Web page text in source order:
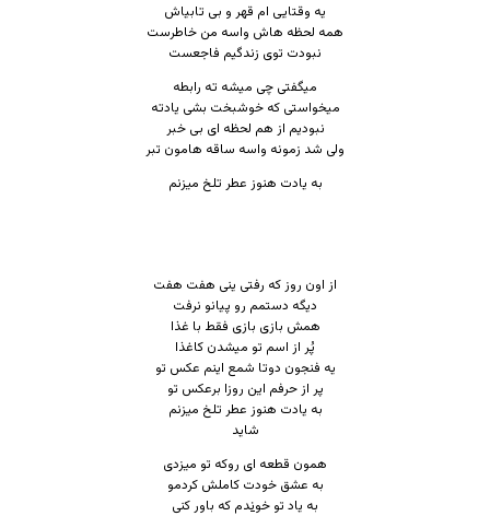
یه وقتایی ام قهر و بی تابیاش
همه لحظه هاش واسه من خاطرست
نبودت توی زندگیم فاجعست
میگفتی چی میشه ته رابطه
میخواستی که خوشبخت بشی یادته
نبودیم از هم لحظه ای بی خبر
ولی شد زمونه واسه ساقه هامون تبر
به یادت هنوز عطر تلخ میزنم
از اون روز که رفتی ینی هفت هفت
دیگه دستمم رو پیانو نرفت
همش بازی بازی فقط با غذا
پُر از اسم تو میشدن کاغذا
یه فنجون دوتا شمع اینم عکس تو
پر از حرفم این روزا برعکس تو
به یادت هنوز عطر تلخ میزنم
شاید
همون قطعه ای روکه تو میزدی
به عشق خودت کاملش کردمو
به یاد تو خوندم که باور کنی